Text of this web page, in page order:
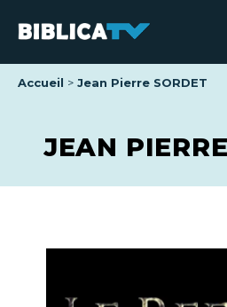
Accueil Jean Pierre SORDET
JEAN